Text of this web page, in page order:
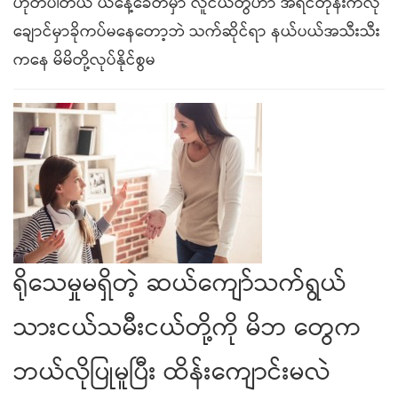
ချောင်မှာခိုကပ်မ​နေ​တော့ဘဲ သက်ဆိုင်ရာ နယ်ပယ်အသီးသီး
က​နေ မိမိတို့လုပ်နိုင်စွမ
ရိုသေမှုမရှိတဲ့ ဆယ်ကျော်သက်ရွယ်
သားငယ်သမီးငယ်တို့ကို မိဘ တွေက
ဘယ်လိုပြုမူပြီး ထိန်းကျောင်းမလဲ